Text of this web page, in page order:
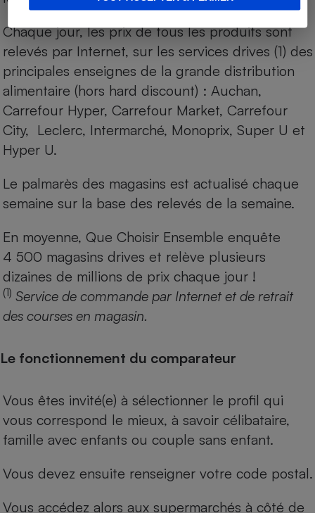
Chaque jour, les prix de tous les produits sont
relevés par Internet, sur les services drives (1) des
principales enseignes de la grande distribution
alimentaire (hors hard discount) : Auchan,
Carrefour Hyper, Carrefour Market, Carrefour
City, Leclerc, Intermarché, Monoprix, Super U et
Hyper U.
Le palmarès des magasins est actualisé chaque
semaine sur la base des relevés de la semaine.
En moyenne, Que Choisir Ensemble enquête
4 500 magasins drives et relève plusieurs
dizaines de millions de prix chaque jour !
(1) Service de commande par Internet et de retrait
des courses en magasin.
Le fonctionnement du comparateur
Vous êtes invité(e) à sélectionner le profil qui
vous correspond le mieux, à savoir célibataire,
famille avec enfants ou couple sans enfant.
Vous devez ensuite renseigner votre code postal.
Vous accédez alors aux supermarchés à côté de